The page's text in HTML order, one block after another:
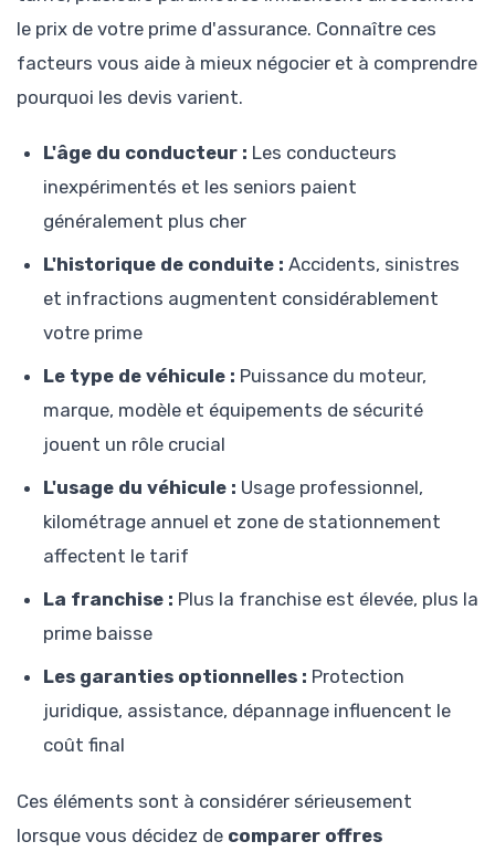
le prix de votre prime d'assurance. Connaître ces
facteurs vous aide à mieux négocier et à comprendre
pourquoi les devis varient.
L'âge du conducteur : Les conducteurs
inexpérimentés et les seniors paient
généralement plus cher
L'historique de conduite : Accidents, sinistres
et infractions augmentent considérablement
votre prime
Le type de véhicule : Puissance du moteur,
marque, modèle et équipements de sécurité
jouent un rôle crucial
L'usage du véhicule : Usage professionnel,
kilométrage annuel et zone de stationnement
affectent le tarif
La franchise : Plus la franchise est élevée, plus la
prime baisse
Les garanties optionnelles : Protection
juridique, assistance, dépannage influencent le
coût final
Ces éléments sont à considérer sérieusement
lorsque vous décidez de comparer offres